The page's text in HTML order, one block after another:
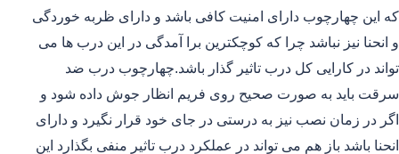
که این چهارچوب دارای امنیت کافی باشد و دارای ظربه خوردگی
و انحنا نیز نباشد چرا که کوچکترین برا آمدگی در این درب ها می
تواند در کارایی کل درب تاثیر گذار باشد.چهارچوب درب ضد
سرقت باید به صورت صحیح روی فریم انظار جوش داده شود و
اگر در زمان نصب نیز به درستی در جای خود قرار نگیرد و دارای
انحنا باشد باز هم می تواند در عملکرد درب تاثیر منفی بگذارد این